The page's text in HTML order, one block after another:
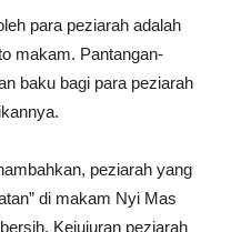
para peziarah adalah
makam. Pantangan-
baku bagi para peziarah
peziarah yang
di makam Nyi Mas
Kejujuran peziarah